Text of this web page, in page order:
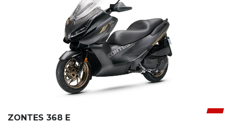
ZONTES 368 E